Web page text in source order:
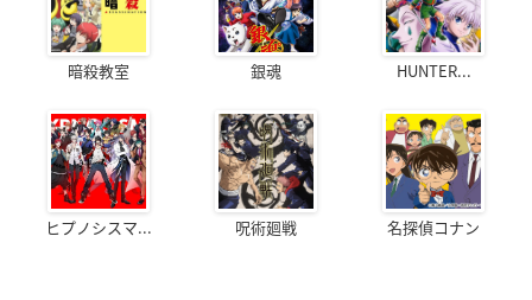
暗殺教室 銀魂 HUNTER...
ヒプノシスマ... 呪術廻戦 名探偵コナン